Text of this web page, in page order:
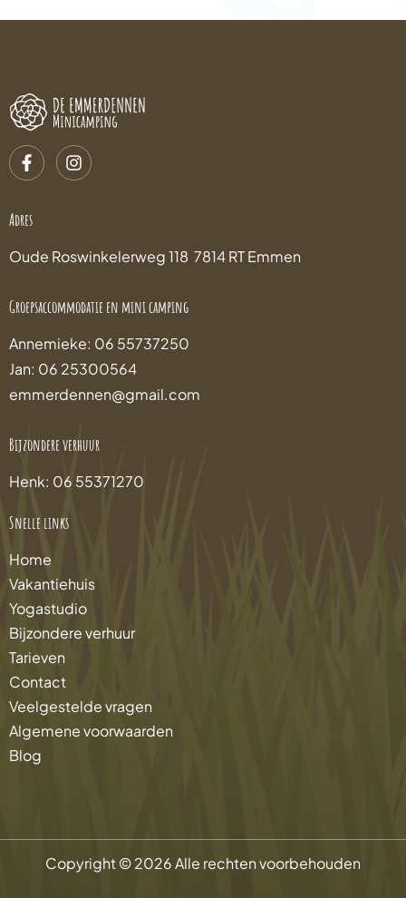
Adres
Oude Roswinkelerweg 118 7814 RT Emmen
Groepsaccommodatie en mini camping
Annemieke: 06 55737250
Jan: 06 25300564
emmerdennen@gmail.com
Bijzondere verhuur
Henk: 06 55371270
Snelle links
Home
Vakantiehuis
Yogastudio
Bijzondere verhuur
Tarieven
Contact
Veelgestelde vragen
Algemene voorwaarden
Blog
Copyright © 2026 Alle rechten voorbehouden